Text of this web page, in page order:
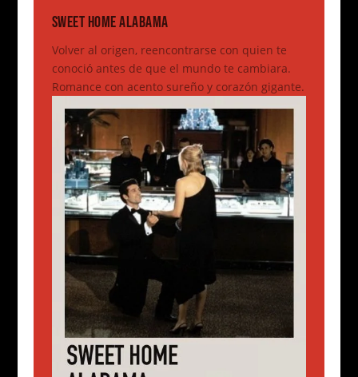
SWEET HOME ALABAMA
Volver al origen, reencontrarse con quien te
conoció antes de que el mundo te cambiara.
Romance con acento sureño y corazón gigante.